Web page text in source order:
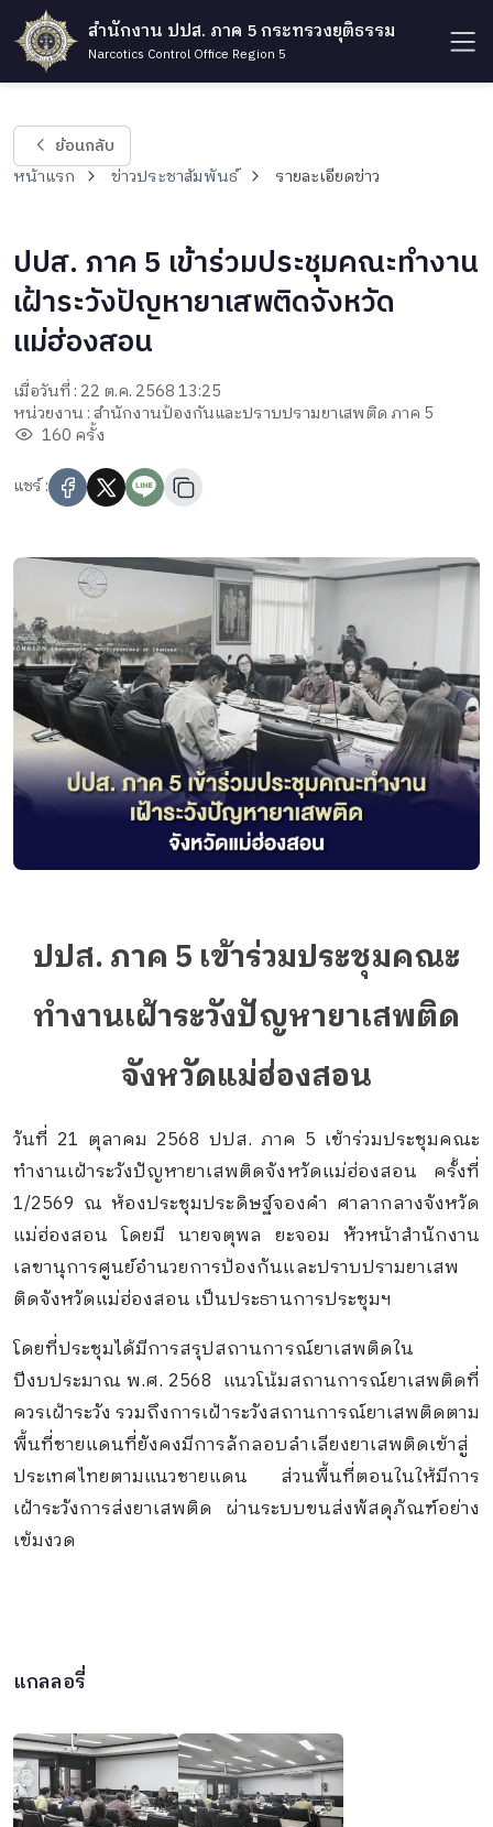
สำนักงาน ปปส. ภาค 5 กระทรวงยุติธรรม
Narcotics Control Office Region 5
ย้อนกลับ
หน้าแรก ข่าวประชาสัมพันธ์ รายละเอียดข่าว
ปปส. ภาค 5 เข้าร่วมประชุมคณะทำงาน
เฝ้าระวังปัญหายาเสพติดจังหวัด
แม่ฮ่องสอน
เมื่อวันที่ : 22 ต.ค. 2568 13:25
หน่วยงาน : สำนักงานป้องกันและปราบปรามยาเสพติด ภาค 5
160 ครั้ง
แชร์ :
ปปส. ภาค 5 เข้าร่วมประชุมคณะ
ทำงานเฝ้าระวังปัญหายาเสพติด
จังหวัดแม่ฮ่องสอน
วันที่ 21 ตุลาคม 2568 ปปส. ภาค 5 เข้าร่วมประชุมคณะ
ทำงานเฝ้าระวังปัญหายาเสพติดจังหวัดแม่ฮ่องสอน ครั้งที่
1/2569 ณ ห้องประชุมประดิษฐ์จองคำ ศาลากลางจังหวัด
แม่ฮ่องสอน โดยมี นายจตุพล ยะจอม หัวหน้าสำนักงาน
เลขานุการศูนย์อำนวยการป้องกันและปราบปรามยาเสพ
ติดจังหวัดแม่ฮ่องสอน เป็นประธานการประชุมฯ
โดยที่ประชุมได้มีการสรุปสถานการณ์ยาเสพติดใน
ปีงบประมาณ พ.ศ. 2568 แนวโน้มสถานการณ์ยาเสพติดที่
ควรเฝ้าระวัง รวมถึงการเฝ้าระวังสถานการณ์ยาเสพติดตาม
พื้นที่ชายแดนที่ยังคงมีการลักลอบลำเลียงยาเสพติดเข้าสู่
ประเทศไทยตามแนวชายแดน ส่วนพื้นที่ตอนในให้มีการ
เฝ้าระวังการส่งยาเสพติด ผ่านระบบขนส่งพัสดุภัณฑ์อย่าง
เข้มงวด
แกลลอรี่